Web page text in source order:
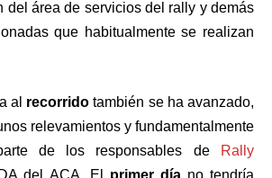
del área de servicios del rally y demás
que habitualmente se realizan
al recorrido también se ha avanzado,
relevamientos y fundamentalmente
de los responsables de
Rally
del ACA. El primer díano tendría